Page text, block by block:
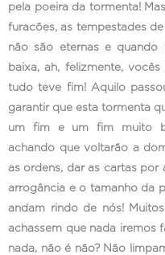
pela poeira da tormenta!
furacões, as tempestades
não são eternas e quando
baixa, ah, felizmente,
tudo teve fim! Aquilo
garantir que esta tormenta
um fim e um fim muito
achando que voltarão a
as ordens, dar as cartas por
arrogância e o tamanho da
andam rindo de nós!
achassem que nada iremos
nada, não é não? Não